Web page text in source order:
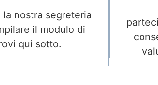
nostra segreteria
il modulo di
qui sotto.